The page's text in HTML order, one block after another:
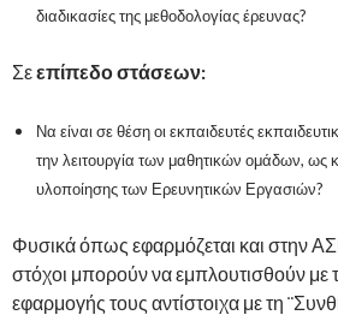
διαδικασίες της μεθοδολογίας έρευνας?
Σεεπίπεδο στάσεων:
Να είναι σε θέση οι εκπαιδευτές
την λειτουργία των μαθητικών ομάδων, ως
υλοποίησης των Ερευνητικών Εργασιών?
Φυσικά όπως εφαρμόζεται και στην
στόχοι μπορούν να εμπλουτισθούν με
εφαρμογής τους αντίστοιχα με τη